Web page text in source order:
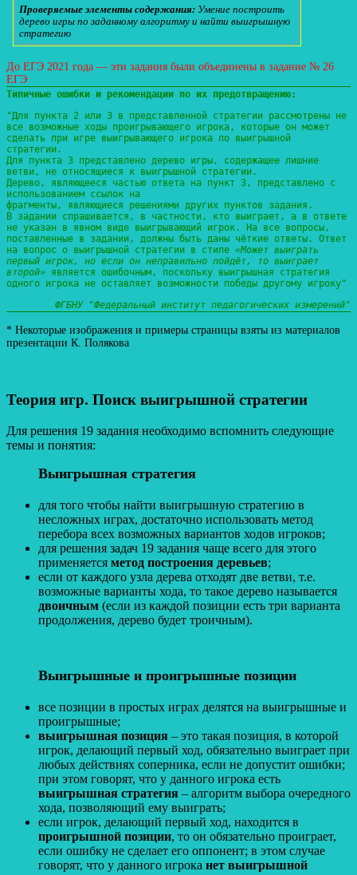
Проверяемые элементы содержания: Умение построить
дерево игры по заданному алгоритму и найти выигрышную
стратегию
До ЕГЭ 2021 года — эти задания были объединены в задание № 26
ЕГЭ
Типичные ошибки и рекомендации по их предотвращению:
"Для пункта 2 или 3 в представленной стратегии рассмотрены не
все возможные ходы проигрывающего игрока, которые он может
сделать при игре выигрывающего игрока по выигрышной
стратегии.
Для пункта 3 представлено дерево игры, содержащее лишние
ветви, не относящиеся к выигрышной стратегии.
Дерево, являющееся частью ответа на пункт 3, представлено с
использованием ссылок на
фрагменты, являющиеся решениями других пунктов задания.
В задании спрашивается, в частности, кто выиграет, а в ответе
не указан в явном виде выигрывающий игрок. На все вопросы,
поставленные в задании, должны быть даны чёткие ответы. Ответ
на вопрос о выигрышной стратегии в стиле «Может выиграть
первый игрок, но если он неправильно пойдёт, то выиграет
второй» является ошибочным, поскольку выигрышная стратегия
одного игрока не оставляет возможности победы другому игроку"
ФГБНУ "Федеральный институт педагогических измерений"
* Некоторые изображения и примеры страницы взяты из материалов
презентации К. Полякова
Теория игр. Поиск выигрышной стратегии
Для решения 19 задания необходимо вспомнить следующие
темы и понятия:
Выигрышная стратегия
для того чтобы найти выигрышную стратегию в
несложных играх, достаточно использовать метод
перебора всех возможных вариантов ходов игроков;
для решения задач 19 задания чаще всего для этого
применяется метод построения деревьев;
если от каждого узла дерева отходят две ветви, т.е.
возможные варианты хода, то такое дерево называется
двоичным (если из каждой позиции есть три варианта
продолжения, дерево будет троичным).
Выигрышные и проигрышные позиции
все позиции в простых играх делятся на выигрышные и
проигрышные;
выигрышная позиция – это такая позиция, в которой
игрок, делающий первый ход, обязательно выиграет при
любых действиях соперника, если не допустит ошибки;
при этом говорят, что у данного игрока есть
выигрышная стратегия – алгоритм выбора очередного
хода, позволяющий ему выиграть;
если игрок, делающий первый ход, находится в
проигрышной позиции, то он обязательно проиграет,
если ошибку не сделает его оппонент; в этом случае
говорят, что у данного игрока нет выигрышной